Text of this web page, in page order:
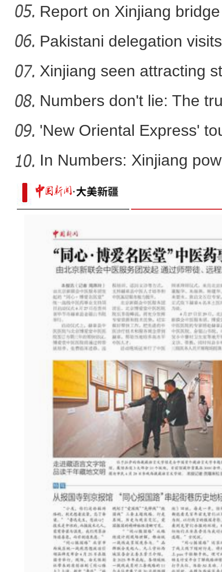
说再见
大美边疆看我家 | 新疆伊宁：石榴
Report on Xinjiang
sa
Pakistani delegation
Xinjiang seen attracting
Numbers don't lie: The
'New Oriental Express'
In Numbers: Xinjiang